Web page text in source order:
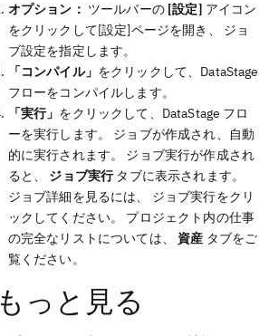
オプション： ツールバーの [設定] アイコン
をクリックして[設定]ページを開き、 ジョ
ブ設定を指定します。
「コンパイル」 をクリックして、DataStage
フローをコンパイルします。
「実行」 をクリックして、DataStage フロ
ーを実行します。 ジョブが作成され、自動
的に実行されます。 ジョブ実行が作成され
ると、 ジョブ実行タブに表示されます。
ジョブ詳細を見るには、 ジョブ実行をクリ
ックしてください。 プロジェクト内の仕事
の完全なリストについては、 資産 タブをご
覧ください。
もっと見る